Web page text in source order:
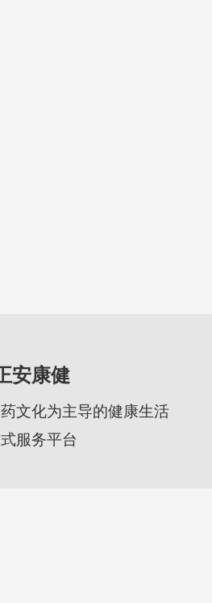
安康健
文化为主导的健康生活
服务平台